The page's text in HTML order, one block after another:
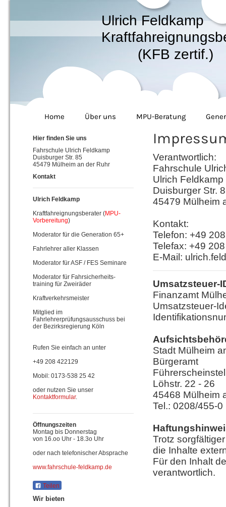
Ulrich Feldkamp
(KFB zertif.)
Home Über uns MPU-Beratung
Hier finden Sie uns
Fahrschule Ulrich Feldkamp
Duisburger Str. 85
45479 Mülheim an der Ruhr
Kontakt
Ulrich Feldkamp
Kraftfahreignungsberater (MPU-
Vorbereitung)
Moderator für die Generation 65+
Fahrlehrer aller Klassen
Moderator für ASF / FES Seminare
Moderator für Fahrsicherheits-
training für Zweiräder
Kraftverkehrsmeister
Mitglied im
Fahrlehrerprüfungsausschuss bei
der Bezirksregierung Köln
Rufen Sie einfach an unter
+49 208 422129
Mobil: 0173-538 25 42
oder nutzen Sie unser
Kontaktformular.
Öffnungszeiten
Montag bis Donnerstag
von 16.oo Uhr - 18.3o Uhr
oder nach telefonischer Absprache
www.fahrschule-feldkamp.de
Teilen
Wir bieten
Verantwortlich:
Fahrschule
Ulrich Feldkamp
Duisburger Str.
45479 Mülheim
Kontakt:
Telefon: +49
Telefax: +49
E-Mail:
Umsatzsteuer-
Finanzamt
Umsatzsteuer-
Stadt Mülheim
Bürgeramt
Löhstr. 22 - 26
45468 Mülheim
Tel.: 0208/455-0
Trotz
die Inhalte
Für den Inhalt
verantwortlich.